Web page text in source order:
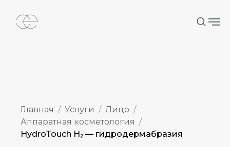
Главная Услуги
Лицо
Аппаратная косметология
HydroTouch H₂ — гидродермабразия